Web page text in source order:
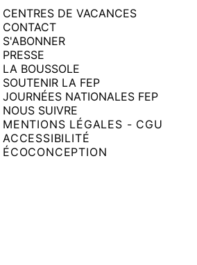
CENTRES DE VACANCES
CONTACT
S'ABONNER
PRESSE
LA BOUSSOLE
SOUTENIR LA FEP
JOURNÉES NATIONALES FEP
NOUS SUIVRE
MENTIONS LÉGALES - CGU
ACCESSIBILITÉ
ÉCOCONCEPTION